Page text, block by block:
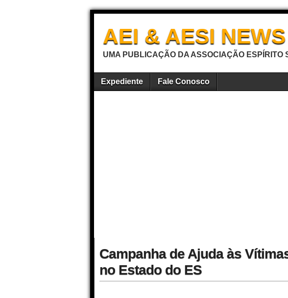
AEI & AESI NEWS
UMA PUBLICAÇÃO DA ASSOCIAÇÃO ESPÍRITO
Expediente Fale Conosco
Campanha de Ajuda às
no Estado do ES